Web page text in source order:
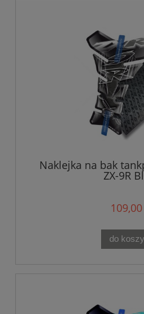
Naklejka na bak
ZX-9R
109,00
do